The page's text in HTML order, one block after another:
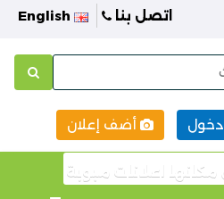
اتصل بنا
دخول أضف إعلان